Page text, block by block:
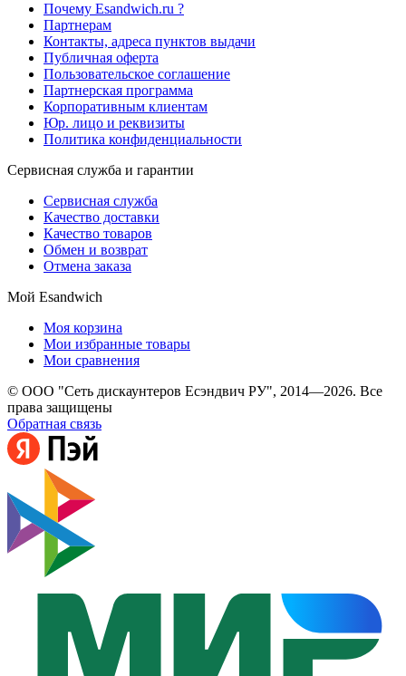
Почему Esandwich.ru ?
Партнерам
Контакты, адреса пунктов выдачи
Публичная оферта
Пользовательское соглашение
Партнерская программа
Корпоративным клиентам
Юр. лицо и реквизиты
Политика конфиденциальности
Сервисная служба и гарантии
Сервисная служба
Качество доставки
Качество товаров
Обмен и возврат
Отмена заказа
Мой Esandwich
Моя корзина
Мои избранные товары
Мои сравнения
© ООО "Сеть дискаунтеров Есэндвич РУ", 2014—2026. Все
права защищены
Обратная связь